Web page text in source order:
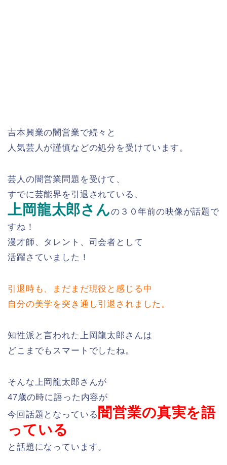
吉本興業の闇営業で続々と
人気芸人が謹慎などの処分を受けています。
芸人の闇営業問題を受けて、
すでに芸能界を引退されている、
上岡龍太郎さんの３０年前の映像が話題で
すね！
漫才師、タレント、司会者として
活躍さていました！
引退時も、まだまだ現役と感じる中
自分の美学を突き通し引退されました。
知性派と言われた上岡龍太郎さんは
どこまでもスマートでしたね。
そんな上岡龍太郎さんが
47歳の時に語った内容が
今回話題となっている 闇営業の真実を語
っている
と話題になっています。